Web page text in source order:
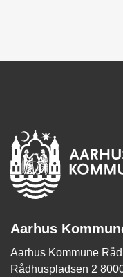
Aarhus
Aarhus Kommune
Rådhuspladsen 2